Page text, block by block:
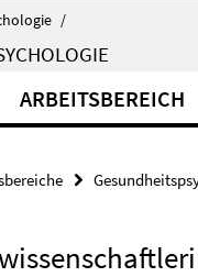
/
ARBEITSBEREICH